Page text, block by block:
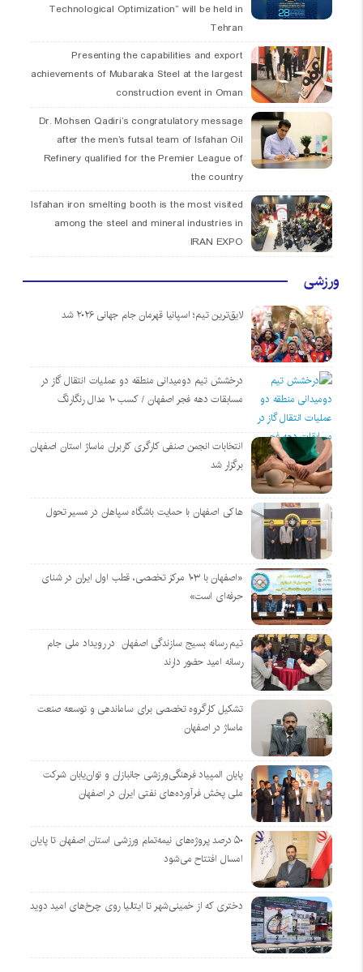
Technological Optimization” will be held in
Tehran
Presenting the capabilities and export
achievements of Mubaraka Steel at the largest
construction event in Oman
Dr. Mohsen Qadiri’s congratulatory message
after the men’s futsal team of Isfahan Oil
Refinery qualified for the Premier League of
the country
Isfahan iron smelting booth is the most visited
among the steel and mineral industries in
IRAN EXPO
ورزشی
لایق‌ترین تیم؛ اسپانیا قهرمان جام جهانی ۲۰۲۶ شد
درخشش تیم دومیدانی منطقه دو عملیات انتقال گاز در
مسابقات دهه فجر اصفهان / کسب ۱۰ مدال رنگارنگ
انتخابات انجمن صنفی کارگری کاربران ماساژ استان اصفهان
برگزار شد
هاکی اصفهان با حمایت باشگاه سپاهان در مسیر تحول
«اصفهان با ۱۰۳ مرکز تخصصی، قطب اول ایران در شنای
حرفه‌ای است»
تیم رسانه بسیج سازندگی اصفهان در رویداد ملی جام
رسانه امید حضور دارند
تشکیل کارگروه تخصصی برای ساماندهی و توسعه صنعت
ماساژ در اصفهان
پایان المپیاد فرهنگی‌ورزشی جانبازان و توان‌یابان شرکت
ملی پخش فرآورده‌های نفتی ایران در اصفهان
۵۰ درصد پروژه‌های نیمه‌تمام ورزشی استان اصفهان تا پایان
امسال افتتاح می‌شود
دختری که از خمینی‌شهر تا ایتالیا روی چرخ‌های امید دوید